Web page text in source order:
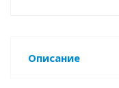
Описание